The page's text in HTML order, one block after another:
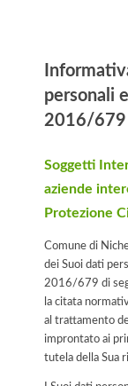
personali
2016/679
Soggetti
aziende
Protezione
Comune di
dei Suoi dati
2016/679 di
la citata
al trattamento
improntato ai
tutela della Sua